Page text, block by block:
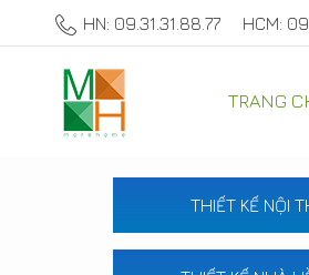
HN: 09.31.31.88.77 HCM:
TRANG
THIẾT KẾ NỘI